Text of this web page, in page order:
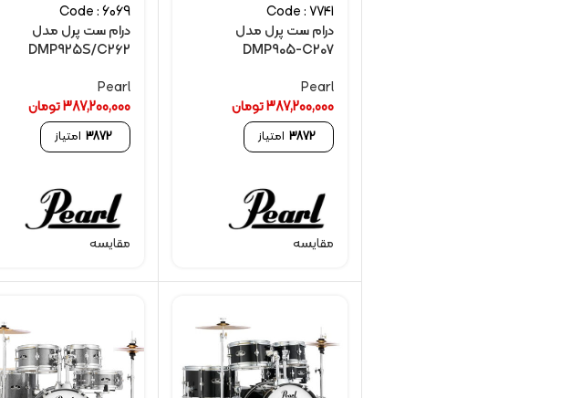
Code : 7741
درام ست پرل مدل
DMP905-C207
Pearl
387,200,000تومان
3872 امتیاز
مقایسه
Code : 6069
درام ست پرل مدل
DMP925S/C262
Pearl
387,200,000تومان
3872 امتیاز
مقایسه